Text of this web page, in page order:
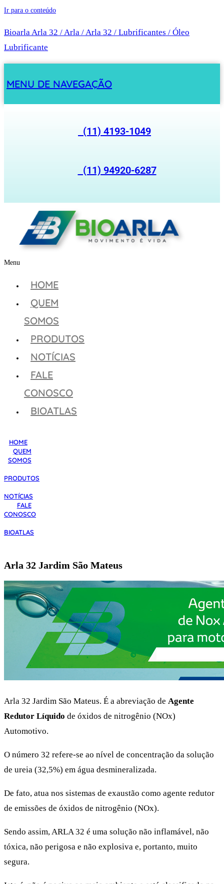
Ir para o conteúdo
Bioarla Arla 32 / Arla / Arla 32 / Lubrificantes / Óleo
Lubrificante
MENU DE NAVEGAÇÃO
(11) 4193-1049
(11) 94920-6287
Menu
HOME
QUEM
SOMOS
PRODUTOS
NOTÍCIAS
FALE
CONOSCO
BIOATLAS
HOME
QUEM
SOMOS
PRODUTOS
NOTÍCIAS
FALE
CONOSCO
BIOATLAS
Arla 32 Jardim São Mateus
Arla 32 Jardim São Mateus. É a abreviação de Agente
Redutor Líquido de óxidos de nitrogênio (NOx)
Automotivo.
O número 32 refere-se ao nível de concentração da solução
de ureia (32,5%) em água desmineralizada.
De fato, atua nos sistemas de exaustão como agente redutor
de emissões de óxidos de nitrogênio (NOx).
Sendo assim, ARLA 32 é uma solução não inflamável, não
tóxica, não perigosa e não explosiva e, portanto, muito
segura.